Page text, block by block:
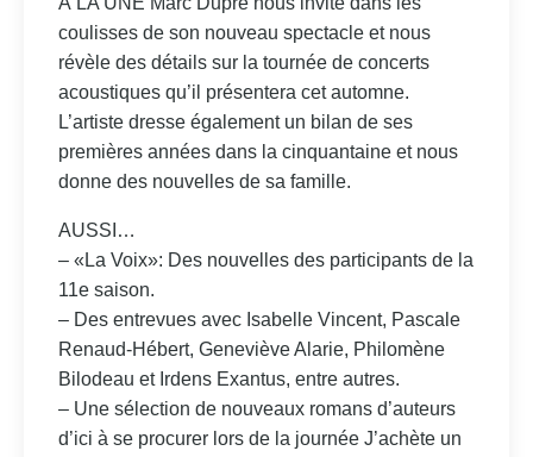
coulisses de son nouveau spectacle et nous
révèle des détails sur la tournée de concerts
acoustiques qu’il présentera cet automne.
L’artiste dresse également un bilan de ses
premières années dans la cinquantaine et nous
donne des nouvelles de sa famille.
AUSSI…
– «La Voix»: Des nouvelles des participants de la
11e saison.
– Des entrevues avec Isabelle Vincent, Pascale
Renaud-Hébert, Geneviève Alarie, Philomène
Bilodeau et Irdens Exantus, entre autres.
– Une sélection de nouveaux romans d’auteurs
d’ici à se procurer lors de la journée J’achète un